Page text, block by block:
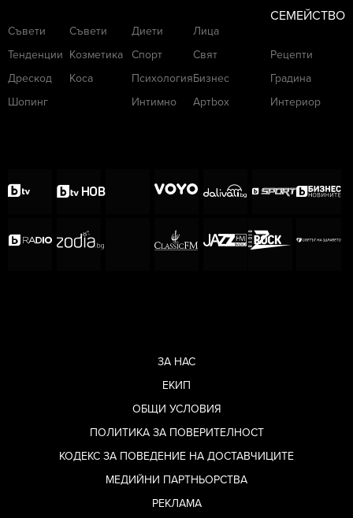
Съвети
Тенденции
Дрескод
Шопинг
Съвети
Козметика
Коса
Диети
Спорт
Психология
Интимно
Лица
Свят
Бизнес
Артbox
СЕМЕЙСТВО
Рецепти
Градина
Интериор
ЗА НАС
ЕКИП
ОБЩИ УСЛОВИЯ
ПОЛИТИКА ЗА ПОВЕРИТЕЛНОСТ
КОДЕКС ЗА ПОВЕДЕНИЕ НА ДОСТАВЧИЦИТЕ
МЕДИЙНИ ПАРТНЬОРСТВА
РЕКЛАМА